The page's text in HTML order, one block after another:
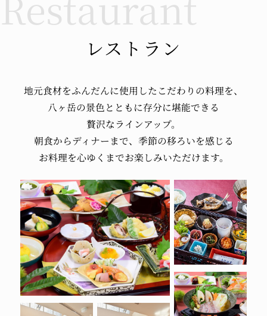
レストラン
地元食材をふんだんに使用した こだわりの料理を、
八ヶ岳の景色とともに存分に堪能できる
贅沢なラインアップ。
朝食からディナーまで、 季節の移ろいを感じる
お料理を心ゆくまでお楽しみいただけます。